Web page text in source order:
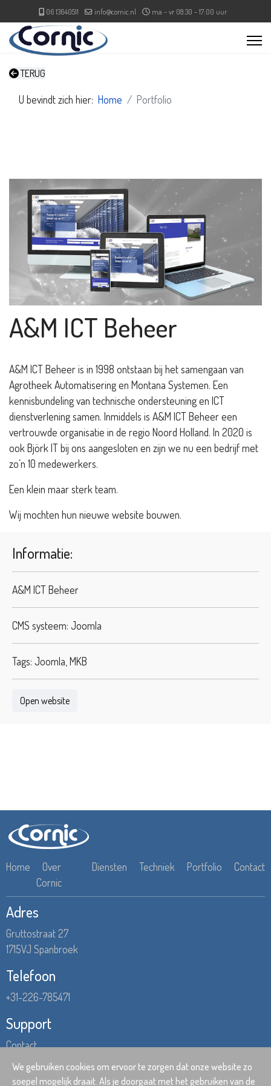
06 13640511 info@cornic.nl ma - vr 08:30 - 17:00 uur
TERUG
U bevindt zich hier: Home Portfolio
A&M ICT Beheer
A&M ICT Beheer is in 1998 ontstaan bij het samengaan van
Agrotheek Automatisering en Montana Systemen. Een
kennisbundeling van technische ondersteuning en ICT
dienstverlening samen. Inmiddels is A&M ICT Beheer een
vertrouwde organisatie in de regio Noord Holland. In 2020 is
ook Björk IT bij ons aangesloten en zijn we nu een bedrijf met
zo’n 10 medewerkers.
Een klein maar sterk team.
Wij mochten hun nieuwe website bouwen.
Informatie:
A&M ICT Beheer
CMS systeem: Joomla
Tags: Joomla, MKB
Open website
Home
Over
Cornic
Diensten Techniek Portfolio Contact
Adres
Gruttostraat 27
1715VJ Spanbroek
Telefoon
+31-226-785471
Support
Contact
Hulp op afstand
We gebruiken cookies om ervoor te zorgen dat onze website zo
soepel mogelijk draait. Als je doorgaat met het gebruiken van de